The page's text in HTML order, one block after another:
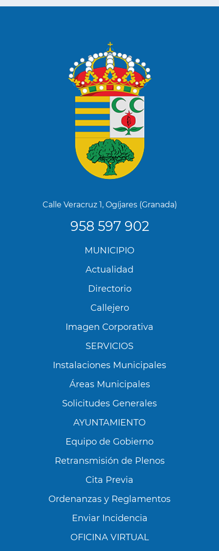
Calle Veracruz 1, Ogíjares (Granada)
958 597 902
MUNICIPIO
Actualidad
Directorio
Callejero
Imagen Corporativa
SERVICIOS
Instalaciones Municipales
Áreas Municipales
Solicitudes Generales
AYUNTAMIENTO
Equipo de Gobierno
Retransmisión de Plenos
Cita Previa
Ordenanzas y Reglamentos
Enviar Incidencia
OFICINA VIRTUAL